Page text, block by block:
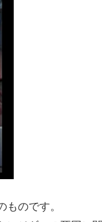
のです。